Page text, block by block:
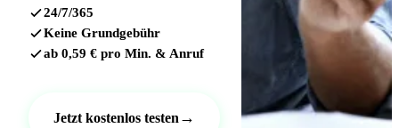
24/7/365
Keine Grundgebühr
ab 0,59 € pro Min. & Anruf
Jetzt kostenlos testen →